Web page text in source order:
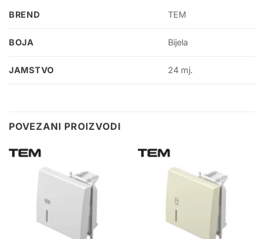
BREND TEM
BOJA Bijela
JAMSTVO 24 mj.
POVEZANI PROIZVODI